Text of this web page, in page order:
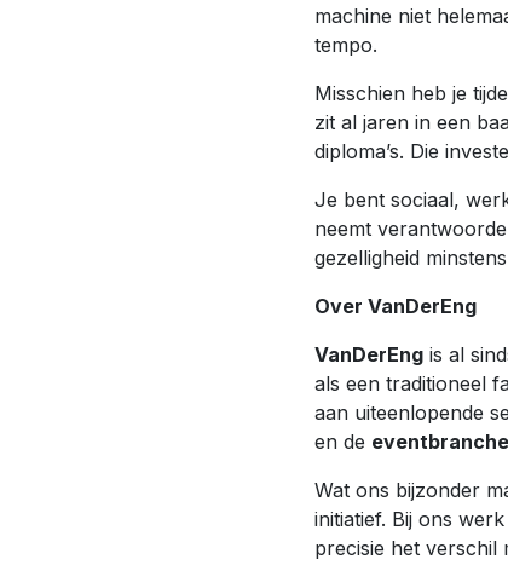
machine niet
tempo.
Misschien heb je
zit al jaren in een
diploma’s. Die
Je bent sociaal,
neemt
gezelligheid
Over VanDerEng
VanDerEngis al
als een traditioneel
aan uiteenlopende
en de eventbranche
Wat ons bijzonder
initiatief. Bij ons
precisie het verschil